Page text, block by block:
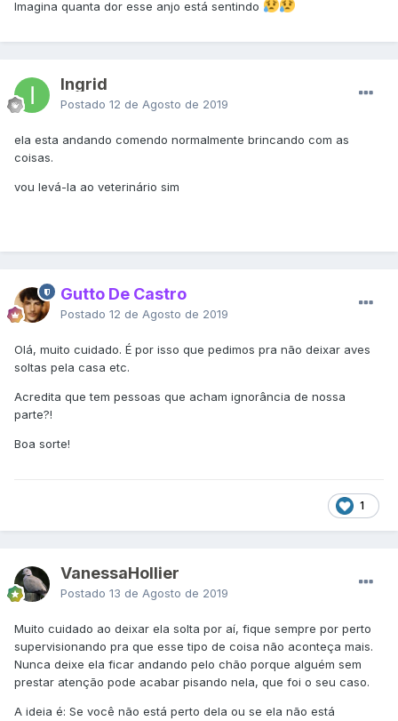
Imagina quanta dor esse anjo está sentindo
Ingrid
Postado 12 de Agosto de 2019
ela esta andando comendo normalmente brincando com as
coisas.
vou levá-la ao veterinário sim
Gutto De Castro
Postado 12 de Agosto de 2019
Olá, muito cuidado. É por isso que pedimos pra não deixar aves
soltas pela casa etc.
Acredita que tem pessoas que acham ignorância de nossa
parte?!
Boa sorte!
1
VanessaHollier
Postado 13 de Agosto de 2019
Muito cuidado ao deixar ela solta por aí, fique sempre por perto
supervisionando pra que esse tipo de coisa não aconteça mais.
Nunca deixe ela ficar andando pelo chão porque alguém sem
prestar atenção pode acabar pisando nela, que foi o seu caso.
A ideia é: Se você não está perto dela ou se ela não está